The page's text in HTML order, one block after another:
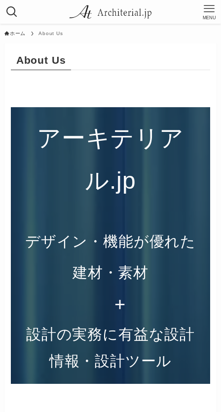
MENU
ホーム About Us
About Us
アーキテリア
ル.jp
デザイン・機能が優れた
建材・素材
+
設計の実務に有益な設計
情報・設計ツール